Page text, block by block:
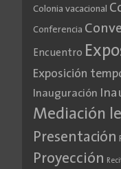
Colonia vacacional
Conferencia
Encuentro
Exposición
Inauguración
Mediación
Presentación
Proyección